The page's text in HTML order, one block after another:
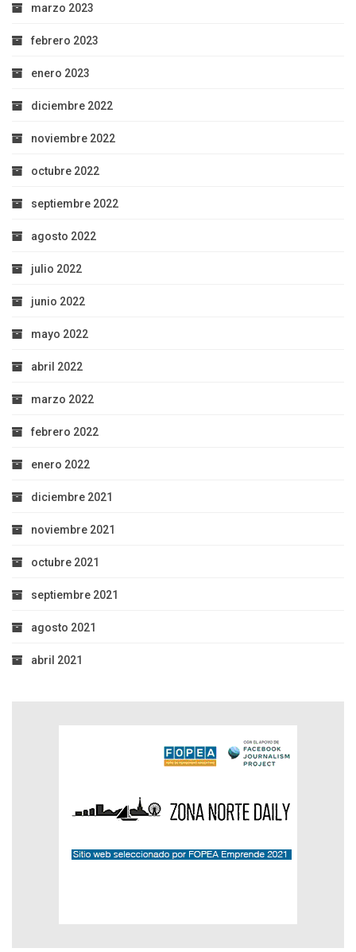
marzo 2023
febrero 2023
enero 2023
diciembre 2022
noviembre 2022
octubre 2022
septiembre 2022
agosto 2022
julio 2022
junio 2022
mayo 2022
abril 2022
marzo 2022
febrero 2022
enero 2022
diciembre 2021
noviembre 2021
octubre 2021
septiembre 2021
agosto 2021
abril 2021